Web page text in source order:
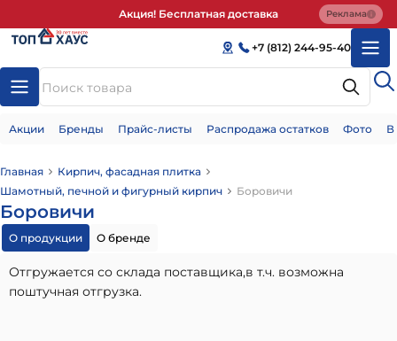
Акция! Бесплатная доставка Реклама
+7 (812) 244-95-40
Акции Бренды Прайс-листы Распродажа остатков Фото
Главная
Кирпич, фасадная плитка
Шамотный, печной и фигурный кирпич
Боровичи
Боровичи
О продукции О бренде
Отгружается со склада поставщика,в т.ч. возможна
поштучная отгрузка.